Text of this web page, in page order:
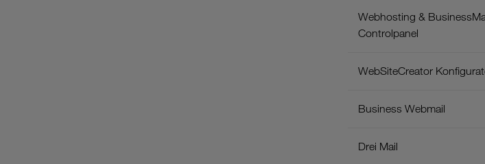
Webhosting &
Controlpanel
WebSiteCreator
Business Webmail
Drei Mail